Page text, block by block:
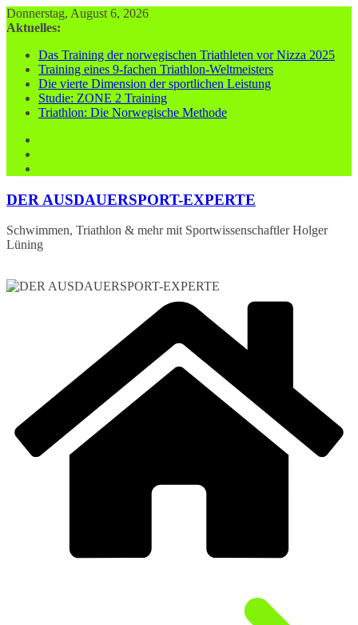
Zum
Inhalt
Donnerstag, August 6, 2026
Aktuelles:
Das Training der norwegischen Triathleten vor Nizza 2025
Training eines 9-fachen Triathlon-Weltmeisters
Die vierte Dimension der sportlichen Leistung
Studie: ZONE 2 Training
Triathlon: Die Norwegische Methode
DER AUSDAUERSPORT-EXPERTE
Schwimmen, Triathlon & mehr mit Sportwissenschaftler Holger
Lüning